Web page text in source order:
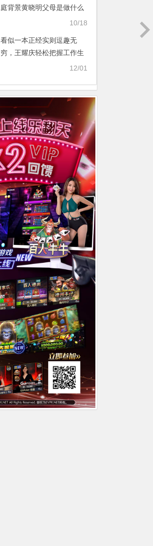
庭背景黄晓明父母是做什么
10/18
看似一本正经实则逗趣无
穷，王耀庆轻松把握工作生
活不同态度【365娱乐资讯
12/01